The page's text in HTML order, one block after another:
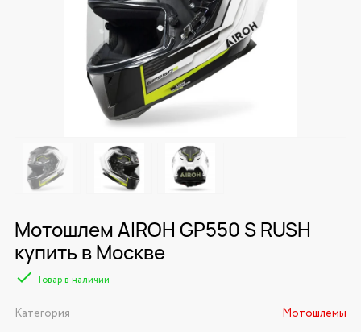
Мотошлем AIROH GP550 S RUSH
купить в Москве
Товар в наличии
Категория
Мотошлемы